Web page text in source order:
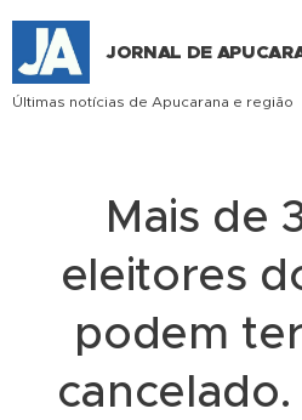
JORNAL DE
Últimas notícias de Apucarana e região
Mais de
eleitores
podem
cancelado.